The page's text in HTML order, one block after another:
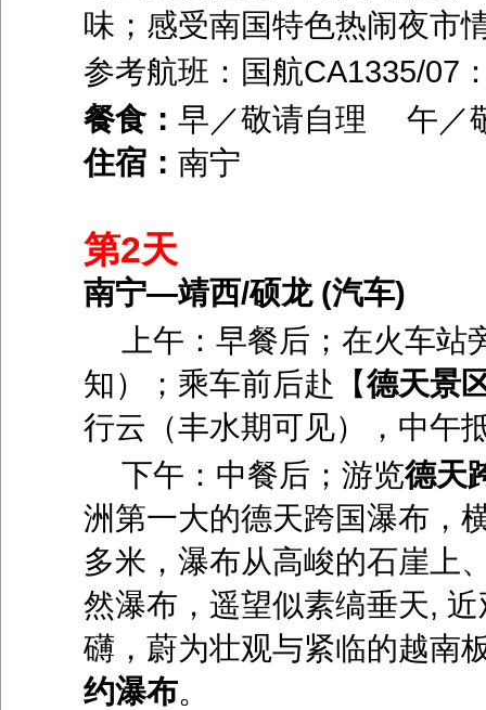
味；感受南国特色热闹夜市
参考航班：国航CA1335/07
餐食： 早／敬请自理 午
住宿： 南宁
第2天
南宁—靖西/硕龙 (汽车)
上午：早餐后；在火车
知）；乘车前后赴【德天景
行云（丰水期可见），中午
下午：中餐后；游览德天
洲第一大的德天跨国瀑布，
多米，瀑布从高峻的石崖上
然瀑布，遥望似素缟垂天,
礴，蔚为壮观与紧临的越南
约瀑布。